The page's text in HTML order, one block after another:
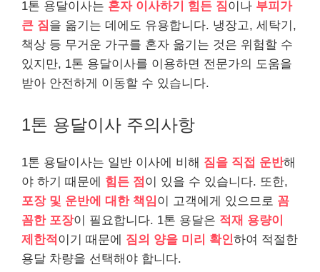
1톤 용달이사는 혼자 이사하기 힘든 짐이나 부피가
큰 짐을 옮기는 데에도 유용합니다. 냉장고, 세탁기,
책상 등 무거운 가구를 혼자 옮기는 것은 위험할 수
있지만, 1톤 용달이사를 이용하면 전문가의 도움을
받아 안전하게 이동할 수 있습니다.
1톤 용달이사 주의사항
1톤 용달이사는 일반 이사에 비해 짐을 직접 운반해
야 하기 때문에 힘든 점 이 있을 수 있습니다. 또한,
포장 및 운반에 대한 책임이 고객에게 있으므로 꼼
꼼한 포장이 필요합니다. 1톤 용달은 적재 용량이
제한적 이기 때문에 짐의 양을 미리 확인하여 적절한
용달 차량을 선택해야 합니다.